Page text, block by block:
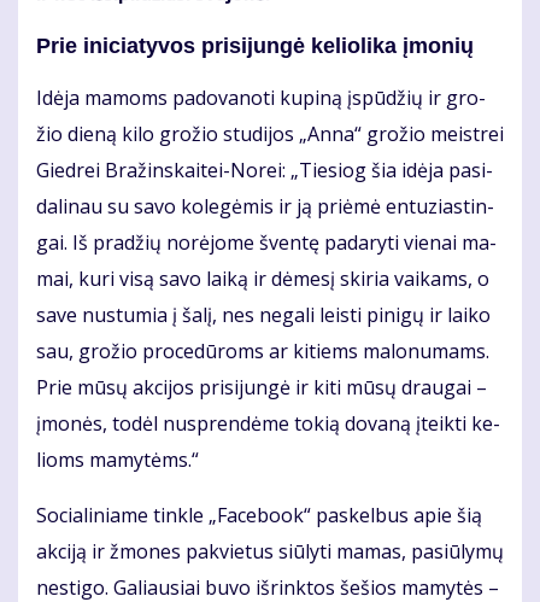
Prie ini­cia­ty­vos pri­si­jun­gė ke­lio­li­ka įmo­nių
Idė­ja ma­moms pa­do­va­no­ti ku­pi­ną įspū­džių ir gro­
žio die­ną ki­lo gro­žio stu­di­jos „An­na“ gro­žio meist­rei
Gied­rei Bra­žins­kai­tei-No­rei: „Tie­siog šia idė­ja pa­si­
da­li­nau su sa­vo ko­le­gė­mis ir ją pri­ėmė en­tu­zias­tin­
gai. Iš pra­džių no­rė­jo­me šven­tę pa­da­ry­ti vie­nai ma­
mai, ku­ri vi­są sa­vo lai­ką ir dė­me­sį ski­ria vai­kams, o
sa­ve nu­stu­mia į ša­lį, nes ne­ga­li leis­ti pi­ni­gų ir lai­ko
sau, gro­žio pro­ce­dū­roms ar ki­tiems ma­lo­nu­mams.
Prie mū­sų ak­ci­jos pri­si­jun­gė ir ki­ti mū­sų drau­gai –
įmo­nės, to­dėl nu­spren­dė­me to­kią do­va­ną įteik­ti ke­
lioms ma­my­tėms.“
So­cia­li­nia­me tin­kle „Fa­ce­bo­ok“ pa­skel­bus apie šią
ak­ci­ją ir žmo­nes pa­kvie­tus siū­ly­ti ma­mas, pa­siū­ly­mų
ne­sti­go. Ga­liau­siai bu­vo iš­rink­tos še­šios ma­my­tės –